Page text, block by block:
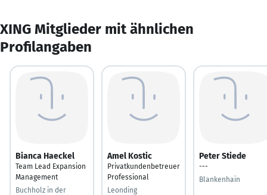
XING Mitglieder mit ähnlichen
Profilangaben
Bianca Haeckel
Team Lead Expansion
Management
Buchholz in der
Amel Kostic
Privatkundenbetreuer
Professional
Leonding
Peter Stiede
---
Blankenhain